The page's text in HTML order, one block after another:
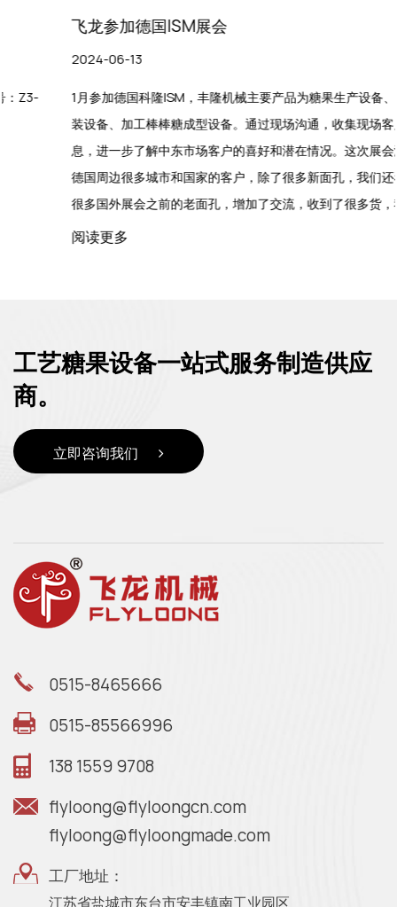
飞龙参加德国ISM展会
2024-06-13
1月参加德国科隆ISM，丰隆机械主要产品为糖果生产设备、糖果包
装设备、加工棒棒糖成型设备。通过现场沟通，收集现场客户信
息，进一步了解中东市场客户的喜好和潜在情况。这次展会汇聚了
德国周边很多城市和国家的客户，除了很多新面孔，我们还看到了
很多国外展会之前的老面孔，增加了交流，收到了很多货，我...
工艺糖果设备一站式服务制造供应
商。
立即咨询我们
0515-8465666
0515-85566996
138 1559 9708
flyloong@flyloongcn.com
flyloong@flyloongmade.com
工厂地址：
江苏省盐城市东台市安丰镇南工业园区